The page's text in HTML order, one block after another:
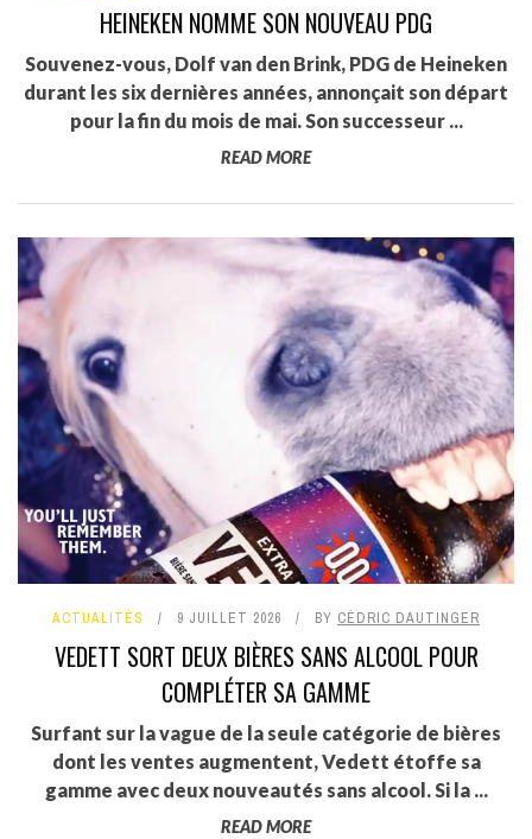
HEINEKEN NOMME SON NOUVEAU PDG
Souvenez-vous, Dolf van den Brink, PDG de Heineken
durant les six dernières années, annonçait son départ
pour la fin du mois de mai. Son successeur ...
READ MORE
ACTUALITÉS 9 JUILLET 2026 BY CÉDRIC DAUTINGER
VEDETT SORT DEUX BIÈRES SANS ALCOOL POUR
COMPLÉTER SA GAMME
Surfant sur la vague de la seule catégorie de bières
dont les ventes augmentent, Vedett étoffe sa
gamme avec deux nouveautés sans alcool. Si la ...
READ MORE